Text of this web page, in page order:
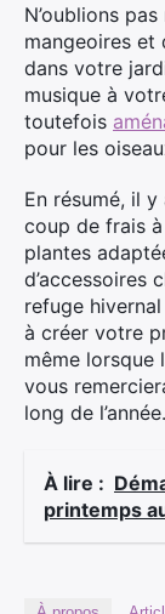
N’oublions
mangeoires et
dans votre
musique à
toutefois
pour les
En résumé, il
coup de frais
plantes
d’accessoires
refuge
à créer votre
même lorsque
vous
long de
À lire :
printemps